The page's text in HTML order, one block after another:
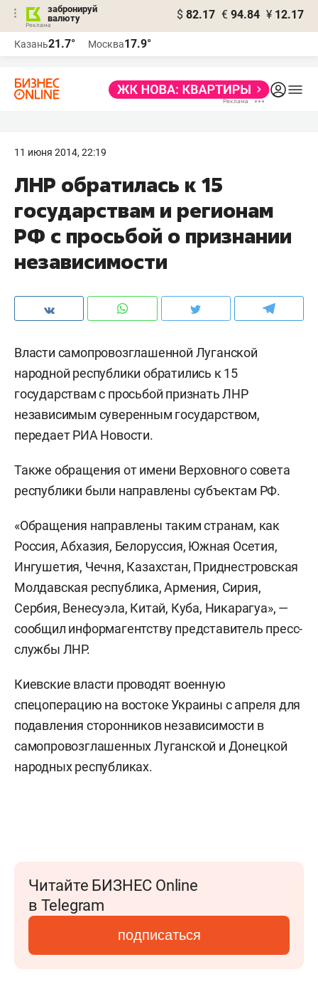
забронируй
валюту
$ 82.17 € 94.84 ¥ 12.17
Казань21.7° Москва17.9°
11 июня 2014, 22:19
ЛНР обратилась к 15
государствам и регионам
РФ с просьбой о признании
независимости
Власти самопровозглашенной Луганской
народной республики обратились к 15
государствам с просьбой признать ЛНР
независимым суверенным государством,
передает РИА Новости.
Также обращения от имени Верховного совета
республики были направлены субъектам РФ.
«Обращения направлены таким странам, как
Россия, Абхазия, Белоруссия, Южная Осетия,
Ингушетия, Чечня, Казахстан, Приднестровская
Молдавская республика, Армения, Сирия,
Сербия, Венесуэла, Китай, Куба, Никарагуа», —
сообщил информагентству представитель пресс-
службы ЛНР.
Киевские власти проводят военную
спецоперацию на востоке Украины с апреля для
подавления сторонников независимости в
самопровозглашенных Луганской и Донецкой
народных республиках.
Читайте БИЗНЕС Online
в Telegram
подписаться